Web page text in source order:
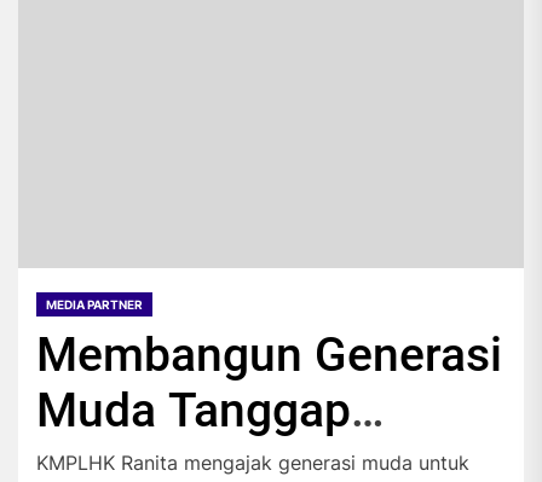
MEDIA PARTNER
Membangun Generasi
Muda Tanggap
Bencana
KMPLHK Ranita mengajak generasi muda untuk